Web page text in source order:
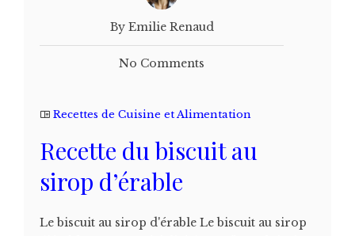
By Emilie Renaud
No Comments
Recettes de Cuisine et Alimentation
Recette du biscuit au
sirop d’érable
Le biscuit au sirop d'érable Le biscuit au sirop